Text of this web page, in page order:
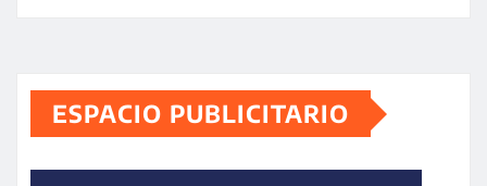
ESPACIO PUBLICITARIO